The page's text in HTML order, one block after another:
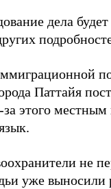
дела
Паттайя
этого
не
уже выносили